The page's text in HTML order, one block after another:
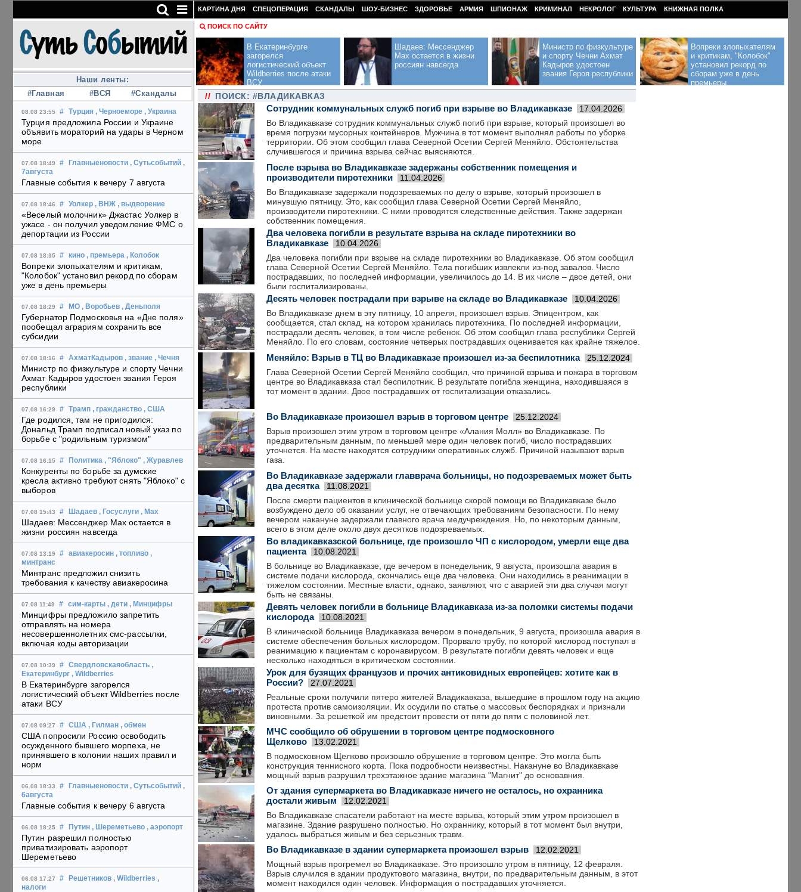
Наши ленты:
#Главная
#ВСЯ #Скандалы
08.08 23:55 # Турция , Черноеморе , Украина
Турция предложила России и Украине
объявить мораторий на удары в Черном
море
07.08 18:49 # Главныеновости , Сутьсобытий ,
7августа
Главные события к вечеру 7 августа
07.08 18:46 # Уолкер , ВНЖ , выдворение
«Веселый молочник» Джастас Уолкер в
ужасе - он получил уведомление ФМС о
депортации из России
07.08 18:35 # кино , премьера , Колобок
Вопреки злопыхателям и критикам,
"Колобок" установил рекорд по сборам
уже в день премьеры
07.08 18:29 # МО , Воробьев , Деньполя
Губернатор Подмосковья на «Дне поля»
пообещал аграриям сохранить все
субсидии
07.08 18:16 # АхматКадыров , звание , Чечня
Министр по физкультуре и спорту Чечни
Ахмат Кадыров удостоен звания Героя
республики
07.08 16:29 # Трамп , гражданство , США
Где родился, там не пригодился:
Дональд Трамп подписал новый указ по
борьбе с "родильным туризмом"
07.08 16:15 # Политика , "Яблоко" , Журавлев
Конкуренты по борьбе за думские
кресла активно требуют снять "Яблоко" с
выборов
07.08 15:43 # Шадаев , Госуслуги , Max
Шадаев: Мессенджер Max остается в
жизни россиян навсегда
07.08 13:19 # авиакеросин , топливо ,
минтранс
Минтранс предложил снизить
требования к качеству авиакеросина
07.08 11:49 # сим-карты , дети , Минцифры
Минцифры предложило запретить
отправлять на номера
несовершеннолетних смс-рассылки,
включая коды авторизации
07.08 10:39 # Свердловскаяобласть ,
Екатеринбург , Wildberries
В Екатеринбурге загорелся
логистический объект Wildberries после
атаки ВСУ
07.08 09:27 # США , Гилман , обмен
США попросили Россию освободить
осужденного бывшего морпеха, не
принявшего в колонии наших правил и
норм
06.08 18:33 # Главныеновости , Сутьсобытий ,
6августа
Главные события к вечеру 6 августа
06.08 18:25 # Путин , Шереметьево , аэропорт
Путин разрешил полностью
приватизировать аэропорт
Шереметьево
06.08 17:27 # Решетников , Wildberries ,
налоги
КАРТИНА ДНЯ СПЕЦОПЕРАЦИЯ СКАНДАЛЫ ШОУ-БИЗНЕС ЗДОРОВЬЕ АРМИЯ ШПИОНАЖ КРИМИНАЛ НЕКРОЛОГ КУЛЬТУРА КНИЖНАЯ ПОЛКА
ПОИСК ПО САЙТУ
В Екатеринбурге
загорелся
логистический объект
Wildberries после атаки
ВСУ
Шадаев: Мессенджер
Max остается в жизни
россиян навсегда
Министр по физкультуре
и спорту Чечни Ахмат
Кадыров удостоен
звания Героя республики
Вопреки злопыхателям
и критикам, "Колобок"
установил рекорд по
сборам уже в день
премьеры
// ПОИСК: #ВЛАДИКАВКАЗ
Сотрудник коммунальных служб погиб при взрыве во Владикавказе 17.04.2026
Во Владикавказе сотрудник коммунальных служб погиб при взрыве, который произошел во
время погрузки мусорных контейнеров. Мужчина в тот момент выполнял работы по уборке
территории. Об этом сообщил глава Северной Осетии Сергей Меняйло. Обстоятельства
случившегося и причина взрыва сейчас выясняются.
После взрыва во Владикавказе задержаны собственник помещения и
производители пиротехники
11.04.2026
Во Владикавказе задержали подозреваемых по делу о взрыве, который произошел в
минувшую пятницу. Это, как сообщил глава Северной Осетии Сергей Меняйло,
производители пиротехники. С ними проводятся следственные действия. Также задержан
собственник помещения.
Два человека погибли в результате взрыва на складе пиротехники во
Владикавказе
10.04.2026
Два человека погибли при взрыве на складе пиротехники во Владикавказе. Об этом сообщил
глава Северной Осетии Сергей Меняйло. Тела погибших извлекли из-под завалов. Число
пострадавших, по последней информации, увеличилось до 14. В их числе – двое детей, они
были госпитализированы.
Десять человек пострадали при взрыве на складе во Владикавказе 10.04.2026
Во Владикавказе днем в эту пятницу, 10 апреля, произошел взрыв. Эпицентром, как
сообщается, стал склад, на котором хранилась пиротехника. По последней информации,
пострадали десять человек, в том числе ребенок. Об этом сообщил глава республики Сергей
Меняйло. По его словам, состояние четверых пострадавших оценивается как крайне тяжелое.
Меняйло: Взрыв в ТЦ во Владикавказе произошел из-за беспилотника 25.12.2024
Глава Северной Осетии Сергей Меняйло сообщил, что причиной взрыва и пожара в торговом
центре во Владикавказа стал беспилотник. В результате погибла женщина, находившаяся в
тот момент в здании. Двое пострадавших от госпитализации отказались.
Во Владикавказе произошел взрыв в торговом центре 25.12.2024
Взрыв произошел этим утром в торговом центре «Алания Молл» во Владикавказе. По
предварительным данным, по меньшей мере один человек погиб, число пострадавших
уточнется. На месте находятся сотрудники оперативных служб. Причиной называют взрыв
газа.
Во Владикавказе задержали главврача больницы, но подозреваемых может быть
два десятка
11.08.2021
После смерти пациентов в клинической больнице скорой помощи во Владикавказе было
возбуждено дело об оказании услуг, не отвечающих требованиям безопасности. По нему
вечером накануне задержали главного врача медучреждения. Но, по некоторым данным,
всего в этом деле около двух десятков подозреваемых.
Во владикавказской больнице, где произошло ЧП с кислородом, умерли еще два
пациента
10.08.2021
В больнице во Владикавказе, где вечером в понедельник, 9 августа, произошла авария в
системе подачи кислорода, скончались еще два человека. Они находились в реанимации в
тяжелом состоянии. Местные власти, однако, заявляют, что с аварией эти два случая могут
быть не связаны.
Девять человек погибли в больнице Владикавказа из-за поломки системы подачи
кислорода
10.08.2021
В клинической больнице Владикавказа вечером в понедельник, 9 августа, произошла авария в
системе обеспечения больных кислородом. Прорвало трубу, по которой кислород поступал в
реанимацию к пациентам с коронавирусом. В результате погибли девять человек и еще
несколько находяться в критическом состоянии.
Урок для бузящих французов и прочих антиковидных европейцев: хотите как в
России?
27.07.2021
Реальные сроки получили пятеро жителей Владикавказа, вышедшие в прошлом году на акцию
протеста против самоизоляции. Их осудили по статье о массовых беспорядках и признали
виновными. За решеткой им предстоит провести от пяти до пяти с половиной лет.
МЧС сообщило об обрушении в торговом центре подмосковного
Щелково
13.02.2021
В подмосковном Щелково произошло обрушение в торговом центре. Это могла быть
конструкция теннисного корта. Пока подробности неизвестны. Накануне во Владикавказе
мощный взрыв разрушил трехэтажное здание магазина "Магнит" до основавния.
От здания супермаркета во Владикавказе ничего не осталось, но охранника
достали живым
12.02.2021
Во Владикавказе спасатели работают на месте взрыва, который этим утром произошел в
магазине. Здание разрушено полностью. Но охраннику, который в тот момент был внутри,
удалось выбраться живым и без серьезных травм.
Во Владикавказе в здании супермаркета произошел взрыв 12.02.2021
Мощный взрыв прогремел во Владикавказе. Это произошло утром в пятницу, 12 февраля.
Взрыв случился в здании продуктового магазина, внутри, по предварительным данным, в этот
момент находился один человек. Информация о пострадавших уточняется.